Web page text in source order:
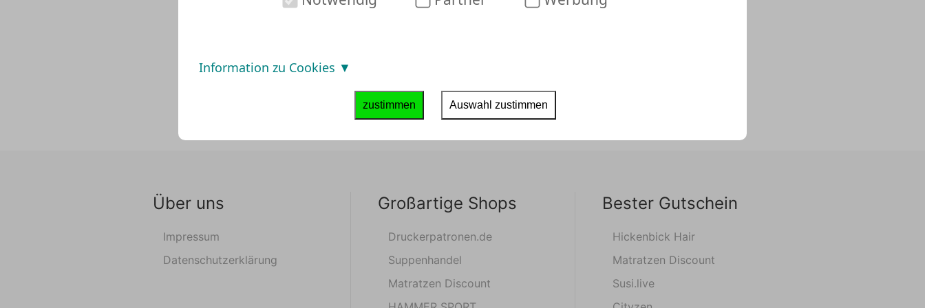
Über uns
Impressum
Datenschutzerklärung
Großartige Shops
Druckerpatronen.de
Suppenhandel
Matratzen Discount
Bester Gutschein
Hickenbick Hair
Matratzen Discount
Susi.live
Information zu Cookies
zustimmen Auswahl zustimmen